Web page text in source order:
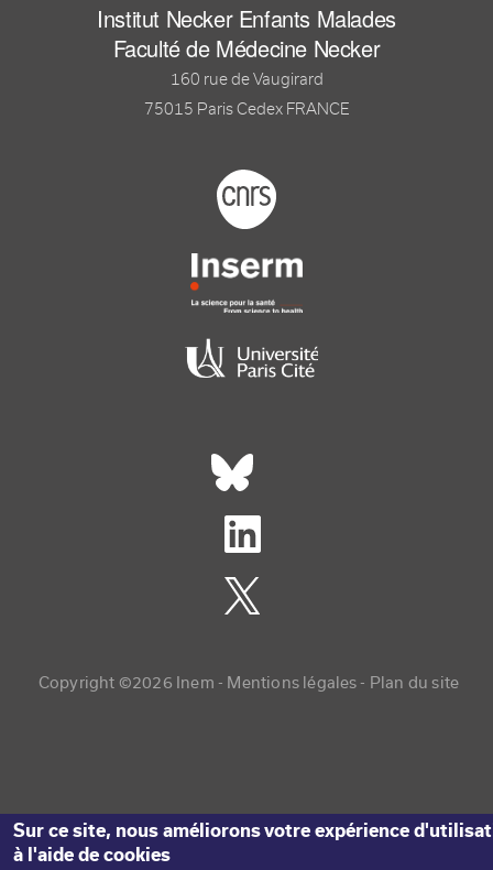
Institut Necker Enfants Malades
Faculté de Médecine Necker
160 rue de Vaugirard
75015 Paris Cedex FRANCE
Footer logo tutelles
Réseaux sociaux footer
Copyright ©2026 Inem - Copyright menu
Mentions légales Plan du site
Sur ce site, nous améliorons votre expérience
à l'aide de cookies